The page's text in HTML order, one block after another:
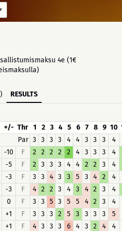
4e (1€
RESULTS
+/- Thr 1 2 3 4 5 6 7 8 9 10
Par 3 3 3 3 4 4 3 3 3
4
-10 F 2 2 2 2 2 4 3 3 3
4
-5 F 2 3 3 3 4 4 2 2 3
4
-3 F 3 3 4 3 3 5 3 4 2
4
-3 F 4 2 2 3 4 3 4 2 3
4
0 F 3 3 5 3 5 5 4 2 3
4
+1 F 3 3 3 2 5 3 3 3 3
5
+1 F 4 3 3 3 6 4 3 2 4
4